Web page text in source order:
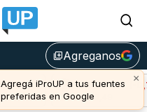
library_addAgreganos
×
Agregá iProUP a tus fuentes
preferidas en Google
Avalanche (-0,72%)
u$s 6,49